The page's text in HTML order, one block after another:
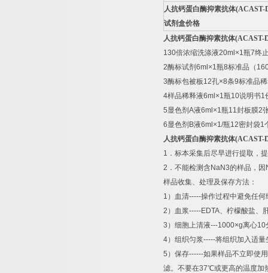
人抗钙蛋白酶抑素抗体(ACAST-
试剂盒价格
人抗钙蛋白酶抑素抗体(ACAST-
130倍浓缩洗涤液20ml×1瓶7终
2酶标试剂 6ml×1瓶8标准品（
3酶标包被板12孔×8条9标准品
4样品稀释液6ml×1瓶10说明书1
5显色剂 A液6ml×1瓶11封板膜2
6显色剂 B液6ml×1/瓶12密封袋1
人抗钙蛋白酶抑素抗体(ACAST-
1 ．标本采集后尽早进行提取，
2 ．不能检测含 NaN3的样品，因
样品收集、处理及保存方法：
1 ）血清-----操作过程中避免任
2 ）血浆-----EDTA、柠檬酸盐、
3 ）细胞上清液---1000×g离心10
4）组织匀浆-----将组织加入适量
5 ）保存------如果样品不立即使
滤。不要在37℃或更高的温度加